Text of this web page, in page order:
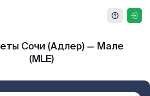
Сочи (Адлер) — Мале
(MLE)